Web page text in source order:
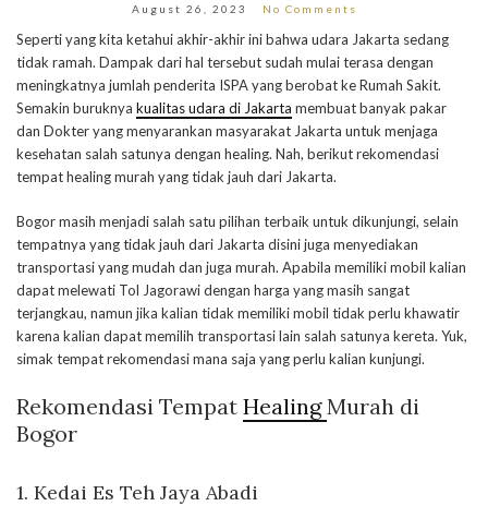
August 26, 2023 No Comments
Seperti yang kita ketahui akhir-akhir ini bahwa udara Jakarta sedang
tidak ramah. Dampak dari hal tersebut sudah mulai terasa dengan
meningkatnya jumlah penderita ISPA yang berobat ke Rumah Sakit.
Semakin buruknya kualitas udara di Jakarta membuat banyak pakar
dan Dokter yang menyarankan masyarakat Jakarta untuk menjaga
kesehatan salah satunya dengan healing. Nah, berikut rekomendasi
tempat healing murah yang tidak jauh dari Jakarta.
Bogor masih menjadi salah satu pilihan terbaik untuk dikunjungi, selain
tempatnya yang tidak jauh dari Jakarta disini juga menyediakan
transportasi yang mudah dan juga murah. Apabila memiliki mobil kalian
dapat melewati Tol Jagorawi dengan harga yang masih sangat
terjangkau, namun jika kalian tidak memiliki mobil tidak perlu khawatir
karena kalian dapat memilih transportasi lain salah satunya kereta. Yuk,
simak tempat rekomendasi mana saja yang perlu kalian kunjungi.
Rekomendasi Tempat HealingMurah di
Bogor
1. Kedai Es Teh Jaya Abadi